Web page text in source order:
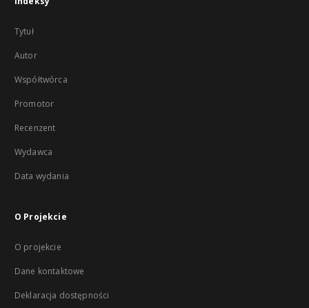
Tytuł
Autor
Współtwórca
Promotor
Recenzent
Wydawca
Data wydania
O Projekcie
O projekcie
Dane kontaktowe
Deklaracja dostępności